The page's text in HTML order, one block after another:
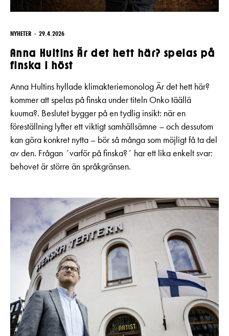
NYHETER 29.4.2026
Anna Hultins Är det hett här? spelas på
finska i höst
Anna Hultins hyllade klimakteriemonolog Är det hett här?
kommer att spelas på finska under titeln Onko täällä
kuuma?. Beslutet bygger på en tydlig insikt: när en
föreställning lyfter ett viktigt samhällsämne – och dessutom
kan göra konkret nytta – bör så många som möjligt få ta del
av den. Frågan ´varför på finska?´ har ett lika enkelt svar:
behovet är större än språkgränsen.